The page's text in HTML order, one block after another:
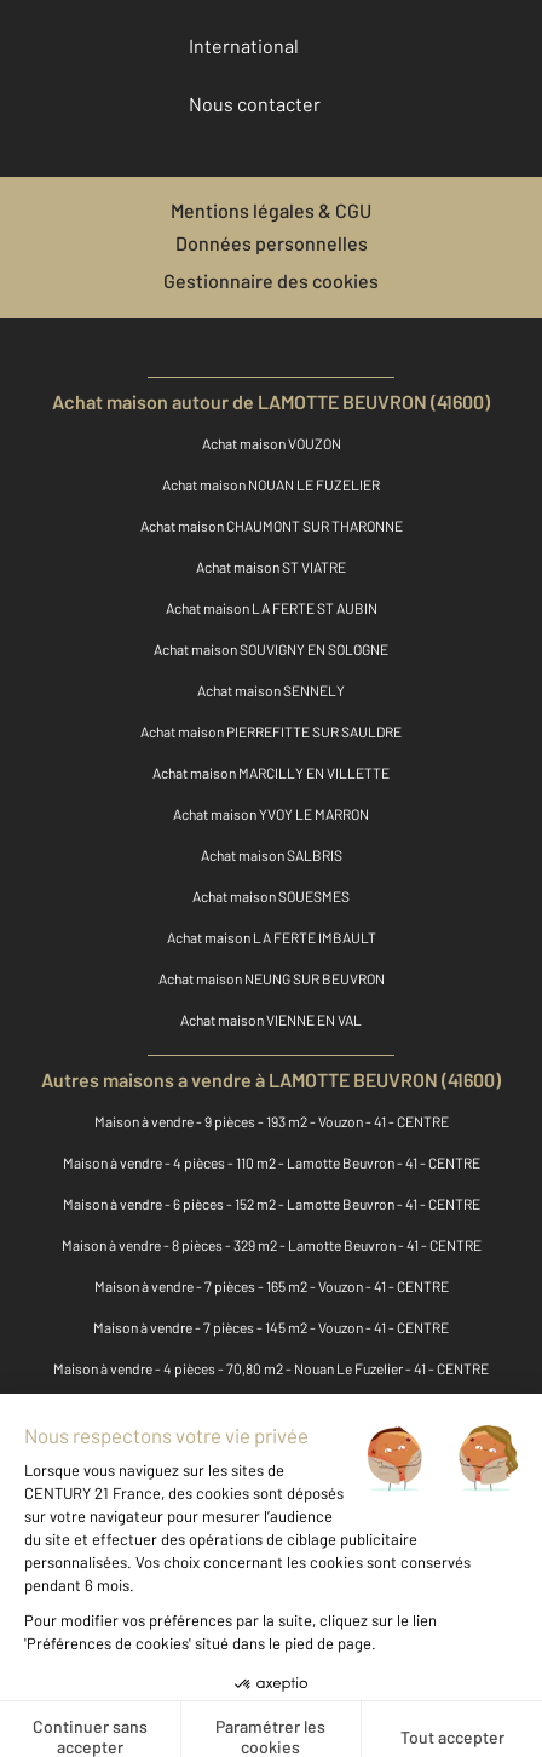
Téléphoner
International
Nous contacter
Mentions légales & CGU
Données personnelles
Gestionnaire des cookies
Achat maison autour de LAMOTTE BEUVRON (41600)
Achat maison VOUZON
Achat maison NOUAN LE FUZELIER
Achat maison CHAUMONT SUR THARONNE
Achat maison ST VIATRE
Achat maison LA FERTE ST AUBIN
Achat maison SOUVIGNY EN SOLOGNE
Achat maison SENNELY
Achat maison PIERREFITTE SUR SAULDRE
Achat maison MARCILLY EN VILLETTE
Achat maison YVOY LE MARRON
Achat maison SALBRIS
Achat maison SOUESMES
Achat maison LA FERTE IMBAULT
Achat maison NEUNG SUR BEUVRON
Achat maison VIENNE EN VAL
Autres maisons a vendre à LAMOTTE BEUVRON (41600)
Maison à vendre - 9 pièces - 193 m2 - Vouzon - 41 - CENTRE
Maison à vendre - 4 pièces - 110 m2 - Lamotte Beuvron - 41 - CENTRE
Maison à vendre - 6 pièces - 152 m2 - Lamotte Beuvron - 41 - CENTRE
Maison à vendre - 8 pièces - 329 m2 - Lamotte Beuvron - 41 - CENTRE
Maison à vendre - 7 pièces - 165 m2 - Vouzon - 41 - CENTRE
Maison à vendre - 7 pièces - 145 m2 - Vouzon - 41 - CENTRE
Maison à vendre - 4 pièces - 70,80 m2 - Nouan Le Fuzelier - 41 - CENTRE
Maison à vendre - 4 pièces - 102,30 m2 - Lamotte Beuvron - 41 - CENTRE
Maison à vendre - 6 pièces - 123,80 m2 - Lamotte Beuvron - 41 - CENTRE
Maison à vendre - 4 pièces - 96 m2 - Lamotte Beuvron - 41 - CENTRE
Maison à vendre - 3 pièces - 50 m2 - Lamotte Beuvron - 41 - CENTRE
Maison à vendre - 8 pièces - 247 m2 - Vouzon - 41 - CENTRE
Maison à vendre - 4 pièces - 88 m2 - Nouan Le Fuzelier - 41 - CENTRE
Maison à vendre - 8 pièces - 199 m2 - Yvoy Le Marron - 41 - CENTRE